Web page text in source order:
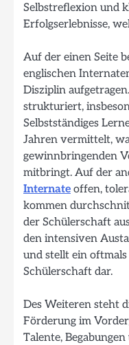
Selbstreflexion und
Erfolgserlebnisse,
Auf der einen Seite
englischen
Disziplin
strukturiert,
Selbstständiges
Jahren vermittelt,
gewinnbringenden
mitbringt. Auf der
Internate offen,
kommen
der Schülerschaft
den intensiven
und stellt ein
Schülerschaft dar.
Des Weiteren steht
Förderung im
Talente,